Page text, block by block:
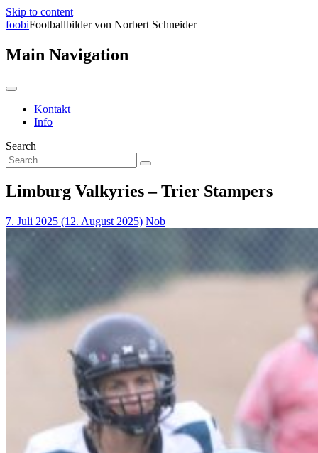
Skip to content
foobiFootballbilder von Norbert Schneider
Main Navigation
Kontakt
Info
Search
Limburg Valkyries – Trier Stampers
7. Juli 2025 (12. August 2025) Nob